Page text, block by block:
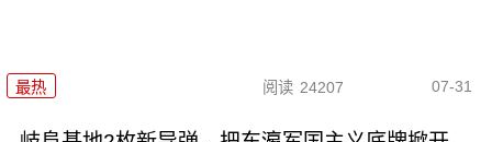
最热 阅读 24207 07-31